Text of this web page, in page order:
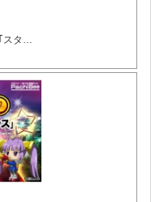
上乗せチャンスZONE｢スターダストチャレンジ｣